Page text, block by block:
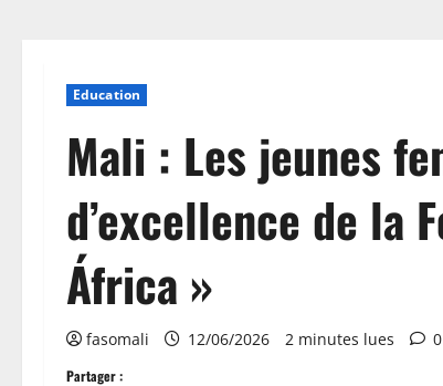
Education
Mali : Les jeunes
d’excellence de la
África »
fasomali 12/06/2026 2 minutes lues 0
Partager :